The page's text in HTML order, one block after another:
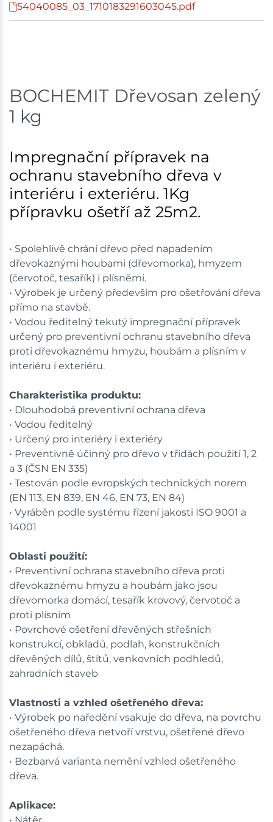
54040085_03_1710183291603045.pdf
BOCHEMIT Dřevosan zelený
1 kg
Impregnační přípravek na
ochranu stavebního dřeva v
interiéru i exteriéru. 1Kg
přípravku ošetří až 25m2.
• Spolehlivě chrání dřevo před napadením
dřevokaznými houbami (dřevomorka), hmyzem
(červotoč, tesařík) i plísněmi.
• Výrobek je určený především pro ošetřování dřeva
přímo na stavbě.
• Vodou ředitelný tekutý impregnační přípravek
určený pro preventivní ochranu stavebního dřeva
proti dřevokaznému hmyzu, houbám a plísním v
interiéru i exteriéru.
Charakteristika produktu:
• Dlouhodobá preventivní ochrana dřeva
• Vodou ředitelný
• Určený pro interiéry i exteriéry
• Preventivně účinný pro dřevo v třídách použití 1, 2
a 3 (ČSN EN 335)
• Testován podle evropských technických norem
(EN 113, EN 839, EN 46, EN 73, EN 84)
• Vyráběn podle systému řízení jakosti ISO 9001 a
14001
Oblasti použití:
• Preventivní ochrana stavebního dřeva proti
dřevokaznému hmyzu a houbám jako jsou
dřevomorka domácí, tesařík krovový, červotoč a
proti plísním
• Povrchové ošetření dřevěných střešních
konstrukcí, obkladů, podlah, konstrukčních
dřevěných dílů, štítů, venkovních podhledů,
zahradních staveb
Vlastnosti a vzhled ošetřeného dřeva:
• Výrobek po naředění vsakuje do dřeva, na povrchu
ošetřeného dřeva netvoří vrstvu, ošetřené dřevo
nezapáchá.
• Bezbarvá varianta nemění vzhled ošetřeného
dřeva.
Aplikace: